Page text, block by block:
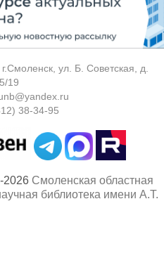
ул. Б. Советская, д.
19
38-34-95
2026 Смоленская областная
библиотека имени А.Т.